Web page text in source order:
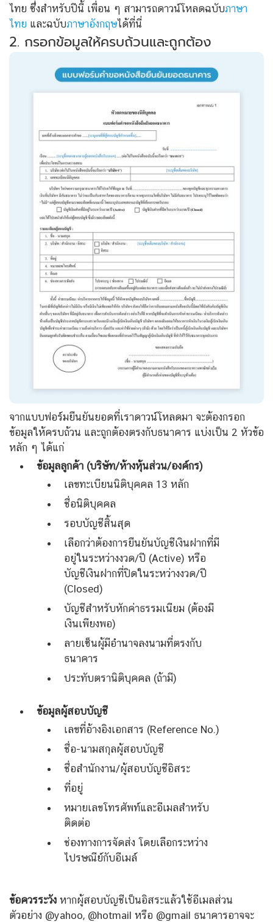
ไทย ซึ่งสำหรับปีนี้ เพื่อน ๆ สามารถดาวน์โหลดฉบับภาษา
ไทย และฉบับภาษาอังกฤษได้ที่นี่
2. กรอกข้อมูลให้ครบถ้วนและถูกต้อง
จากแบบฟอร์มยืนยันยอดที่เราดาวน์โหลดมา จะต้องกรอก
ข้อมูลให้ครบถ้วน และถูกต้องตรงกับธนาคาร แบ่งเป็น 2 หัวข้อ
หลัก ๆ ได้แก่
ข้อมูลลูกค้า (บริษัท/ห้างหุ้นส่วน/องค์กร)
เลขทะเบียนนิติบุคคล 13 หลัก
ชื่อนิติบุคคล
รอบบัญชีสิ้นสุด
เลือกว่าต้องการยืนยันบัญชีเงินฝากที่มี
อยู่ในระหว่างงวด/ปี (Active) หรือ
บัญชีเงินฝากที่ปิดในระหว่างงวด/ปี
(Closed)
บัญชีสำหรับหักค่าธรรมเนียม (ต้องมี
เงินเพียงพอ)
ลายเซ็นผู้มีอำนาจลงนามที่ตรงกับ
ธนาคาร
ประทับตรานิติบุคคล (ถ้ามี)
ข้อมูลผู้สอบบัญชี
เลขที่อ้างอิงเอกสาร (Reference No.)
ชื่อ-นามสกุลผู้สอบบัญชี
ชื่อสำนักงาน/ผู้สอบบัญชีอิสระ
ที่อยู่
หมายเลขโทรศัพท์และอีเมลสำหรับ
ติดต่อ
ช่องทางการจัดส่ง โดยเลือกระหว่าง
ไปรษณีย์กับอีเมล์
ข้อควรระวัง หากผู้สอบบัญชีเป็นอิสระแล้วใช้อีเมลส่วน
ตัวอย่าง @yahoo, @hotmail หรือ @gmail ธนาคารอาจจะ